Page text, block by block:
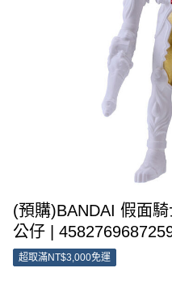
(預購)BANDAI 假面
公仔 |
超取滿NT$3,000免運